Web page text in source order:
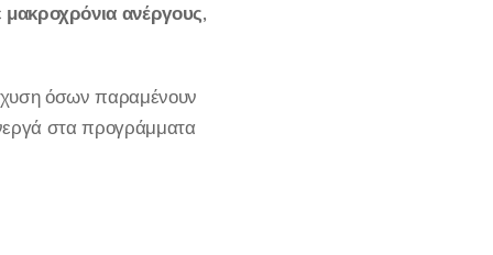
μακροχρόνια ανέργους,
όσων παραμένουν
στα προγράμματα